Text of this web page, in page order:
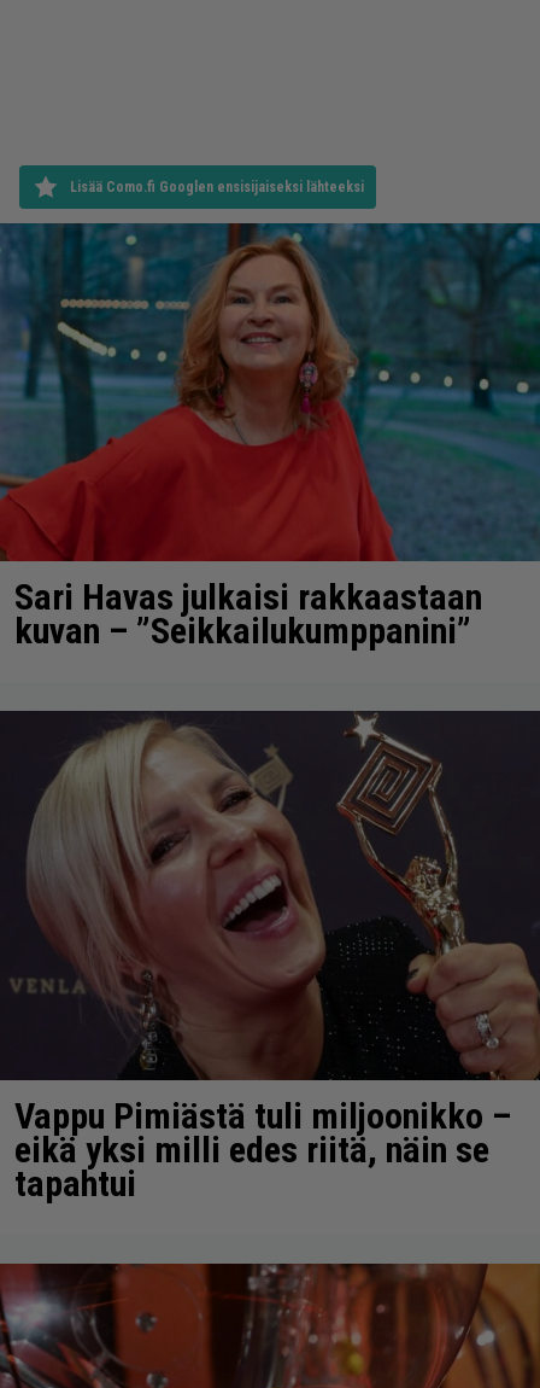
Lisää Como.fi Googlen ensisijaiseksi lähteeksi
Sari Havas julkaisi rakkaastaan
kuvan – ”Seikkailukumppanini”
Vappu Pimiästä tuli miljoonikko –
eikä yksi milli edes riitä, näin se
tapahtui